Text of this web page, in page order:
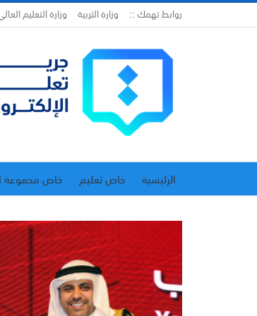
روابط تهمك :: وزارة التربية وزارة التعليم
الرئيسية خاص تعليم خاص مجموعة